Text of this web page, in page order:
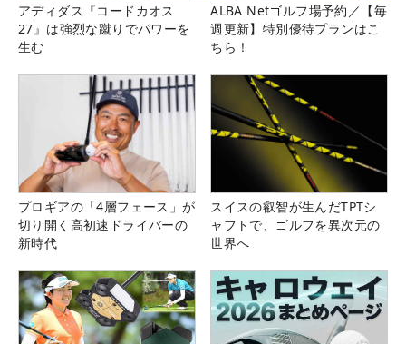
アディダス『コードカオス
27』は強烈な蹴りでパワーを
生む
ALBA Netゴルフ場予約／【毎
週更新】特別優待プランはこ
ちら！
プロギアの「4層フェース」が
切り開く高初速ドライバーの
新時代
スイスの叡智が生んだTPTシ
ャフトで、ゴルフを異次元の
世界へ